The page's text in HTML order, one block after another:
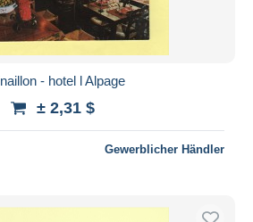
- hotel l Alpage
± 2,31 $
Gewerblicher Händler